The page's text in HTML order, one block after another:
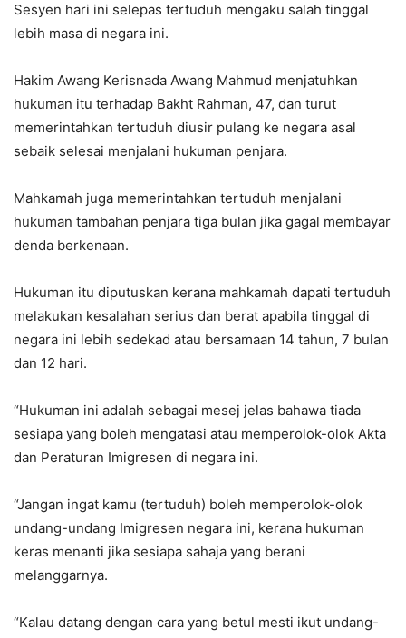
Sesyen hari ini selepas tertuduh mengaku salah tinggal
lebih masa di negara ini.
Hakim Awang Kerisnada Awang Mahmud menjatuhkan
hukuman itu terhadap Bakht Rahman, 47, dan turut
memerintahkan tertuduh diusir pulang ke negara asal
sebaik selesai menjalani hukuman penjara.
Mahkamah juga memerintahkan tertuduh menjalani
hukuman tambahan penjara tiga bulan jika gagal membayar
denda berkenaan.
Hukuman itu diputuskan kerana mahkamah dapati tertuduh
melakukan kesalahan serius dan berat apabila tinggal di
negara ini lebih sedekad atau bersamaan 14 tahun, 7 bulan
dan 12 hari.
“Hukuman ini adalah sebagai mesej jelas bahawa tiada
sesiapa yang boleh mengatasi atau memperolok-olok Akta
dan Peraturan Imigresen di negara ini.
“Jangan ingat kamu (tertuduh) boleh memperolok-olok
undang-undang Imigresen negara ini, kerana hukuman
keras menanti jika sesiapa sahaja yang berani
melanggarnya.
“Kalau datang dengan cara yang betul mesti ikut undang-